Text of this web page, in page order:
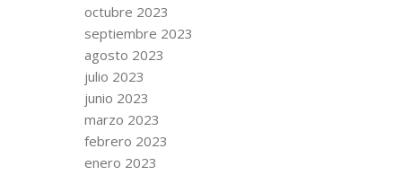
octubre 2023
septiembre 2023
agosto 2023
julio 2023
junio 2023
marzo 2023
febrero 2023
enero 2023